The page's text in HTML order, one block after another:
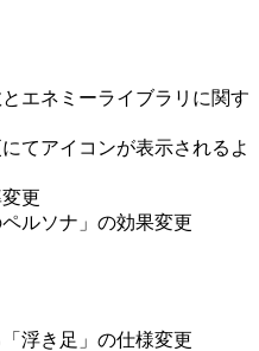
エネミーライブラリに関す
てアイコンが表示されるよ
更
ルソナ」の効果変更
浮き足」の仕様変更